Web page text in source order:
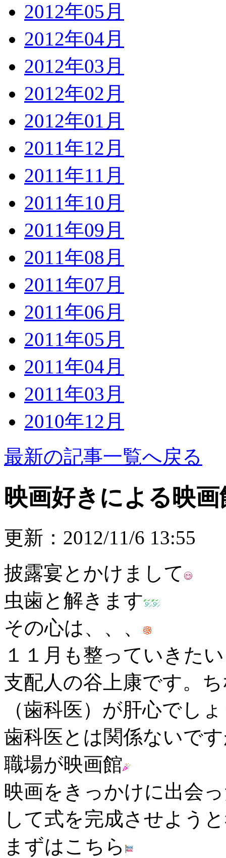
2012年05月
2012年04月
2012年03月
2012年02月
2012年01月
2011年12月
2011年11月
2011年10月
2011年09月
2011年08月
2011年07月
2011年06月
2011年05月
2011年04月
2011年03月
2010年12月
最新の記事一覧へ戻る
映画好きによる映
更新：2012/11/6 13:55
披露宴とかけまして
虫歯と解きます
その心は、、、
１１月も整っていきた
支配人の谷上康です。
（歯科医）が肝心でし
歯科医とは関係ないで
職場が映画館
映画をきっかけに出会
して式を完成させよう
まずはこちら